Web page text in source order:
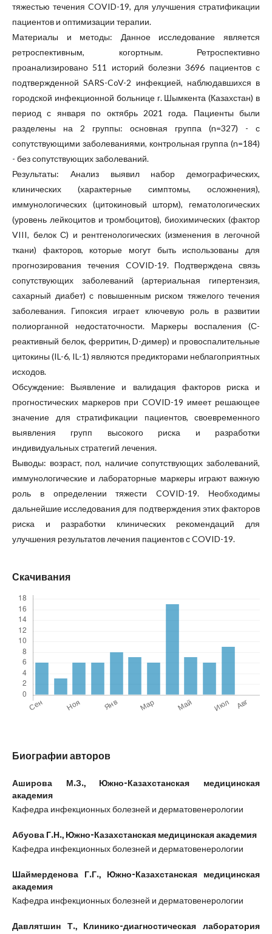
тяжестью течения COVID-19, для улучшения стратификации
пациентов и оптимизации терапии.
Материалы и методы: Данное исследование является
ретроспективным, когортным. Ретроспективно
проанализировано 511 историй болезни 3696 пациентов с
подтвержденной SARS-CoV-2 инфекцией, наблюдавшихся в
городской инфекционной больнице г. Шымкента (Казахстан) в
период с января по октябрь 2021 года. Пациенты были
разделены на 2 группы: основная группа (n=327) - с
сопутствующими заболеваниями, контрольная группа (n=184)
- без сопутствующих заболеваний.
Результаты: Анализ выявил набор демографических,
клинических (характерные симптомы, осложнения),
иммунологических (цитокиновый шторм), гематологических
(уровень лейкоцитов и тромбоцитов), биохимических (фактор
VIII, белок С) и рентгенологических (изменения в легочной
ткани) факторов, которые могут быть использованы для
прогнозирования течения COVID-19. Подтверждена связь
сопутствующих заболеваний (артериальная гипертензия,
сахарный диабет) с повышенным риском тяжелого течения
заболевания. Гипоксия играет ключевую роль в развитии
полиорганной недостаточности. Маркеры воспаления (С-
реактивный белок, ферритин, D-димер) и провоспалительные
цитокины (IL-6, IL-1) являются предикторами неблагоприятных
исходов.
Обсуждение: Выявление и валидация факторов риска и
прогностических маркеров при COVID-19 имеет решающее
значение для стратификации пациентов, своевременного
выявления групп высокого риска и разработки
индивидуальных стратегий лечения.
Выводы: возраст, пол, наличие сопутствующих заболеваний,
иммунологические и лабораторные маркеры играют важную
роль в определении тяжести COVID-19. Необходимы
дальнейшие исследования для подтверждения этих факторов
риска и разработки клинических рекомендаций для
улучшения результатов лечения пациентов с COVID-19.
Скачивания
Биографии авторов
Аширова М.З., Южно-Казахстанская медицинская
академия
Кафедра инфекционных болезней и дерматовенерологии
Абуова Г.Н., Южно-Казахстанская медицинская академия
Кафедра инфекционных болезней и дерматовенерологии
Шаймерденова Г.Г., Южно-Казахстанская медицинская
академия
Кафедра инфекционных болезней и дерматовенерологии
Давлятшин Т., Клинико-диагностическая лаборатория